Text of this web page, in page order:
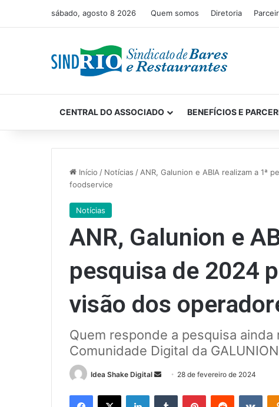
sábado, agosto 8 2026 Quem somos Diretoria
CENTRAL DO ASSOCIADO BENEFÍCIOS E
Início / Notícias / ANR, Galunion e ABIA realizam a 1ª
foodservice
Notícias
ANR, Galunion e
pesquisa de 2024
visão dos
Quem responde a pesquisa
Comunidade Digital da
Idea Shake Digital
Mande
e-
28 de fevereiro de 2024
Facebook
X LinkedinTumblr PinterestReddit VK